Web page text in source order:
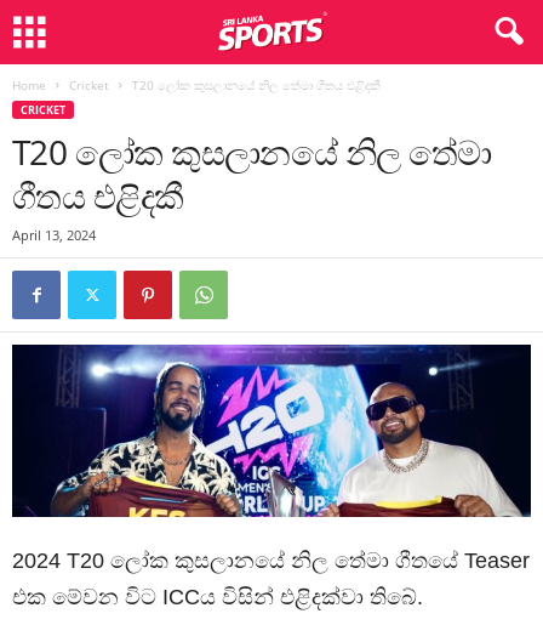
Home Cricket T20 ලෝක කුසලානයේ නිල තේමා ගීතය එළිදකී
CRICKET
T20 ලෝක කුසලානයේ නිල තේමා
ගීතය එළිදකී
April 13, 2024
2024 T20 ලෝක කුසලානයේ නිල තේමා ගීතයේ Teaser
එක මේවන විට ICCය විසින් එළිදක්වා තිබේ.